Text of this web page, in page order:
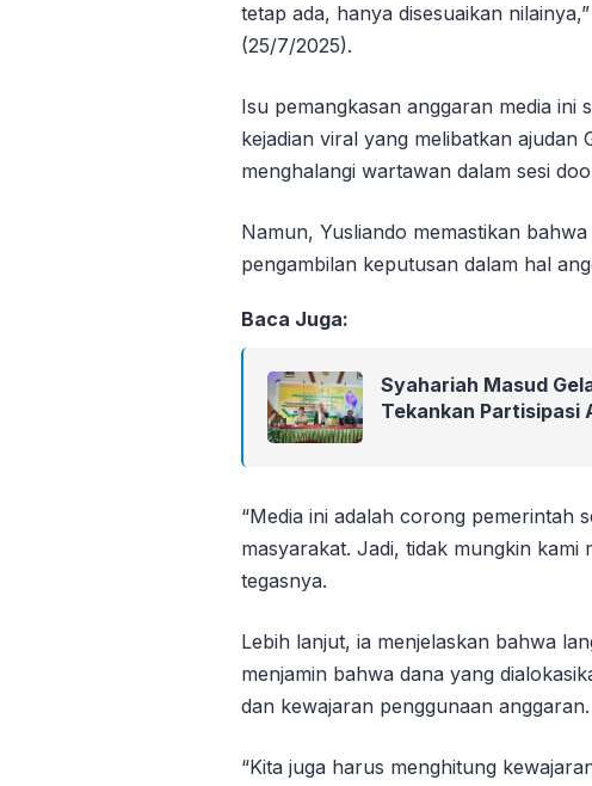
tetap ada, hanya disesuaikan
(25/7/2025).
Isu pemangkasan anggaran media ini
kejadian viral yang melibatkan
menghalangi wartawan dalam sesi
Namun, Yusliando memastikan
pengambilan keputusan dalam hal
Baca Juga:
Syahariah Masud
Tekankan
“Media ini adalah corong pemerintah
masyarakat. Jadi, tidak mungkin kami
tegasnya.
Lebih lanjut, ia menjelaskan bahwa
menjamin bahwa dana yang
dan kewajaran penggunaan anggaran.
“Kita juga harus menghitung